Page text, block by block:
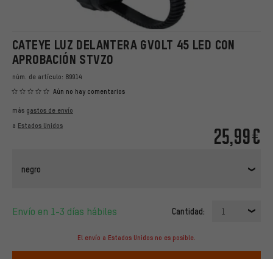
CATEYE LUZ DELANTERA GVOLT 45 LED CON
APROBACIÓN STVZO
núm. de artículo: 89914
Aún no hay comentarios
25,99€
más gastos de envío
a Estados Unidos
negro
Envío en 1-3 días hábiles Cantidad: 1
El envío a Estados Unidos no es posible.